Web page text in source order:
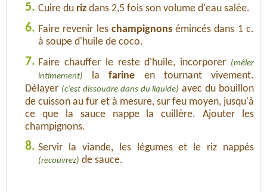
5. Cuire du riz dans 2,5 fois son volume d'eau salée.
6. Faire revenir les champignonsémincés dans 1 c.
à soupe d'huile de coco.
7. Faire chauffer le reste d'huile, incorporer (mêler
intimement)
lafarine en tournant vivement.
Délayer (c'est dissoudre dans du liquide) avec du bouillon
de cuisson au fur et à mesure, sur feu moyen, jusqu'à
ce que la sauce nappe la cuillère. Ajouter les
champignons.
8. Servir la viande, les légumes et le riz nappés
(recouvrez) de sauce.